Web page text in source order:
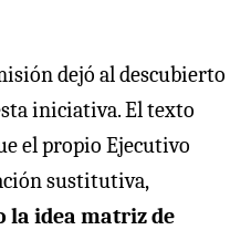
dejó al descubierto
iniciativa. El texto
el propio Ejecutivo
sustitutiva,
la idea matriz de